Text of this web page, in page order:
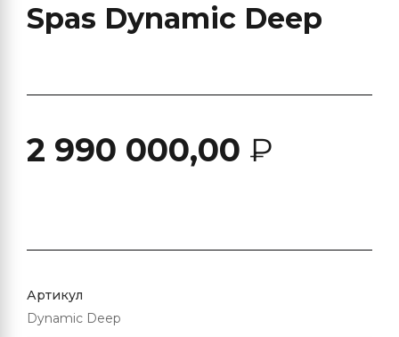
Spas Dynamic Deep
2 990 000,00 ₽
Артикул
Dynamic Deep